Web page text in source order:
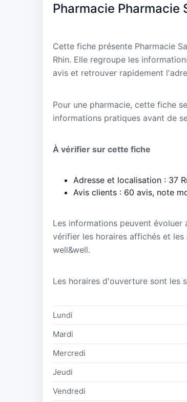
Pharmacie Pharmacie
Cette fiche présente Pharmacie
Rhin. Elle regroupe les
avis et retrouver rapidement
Pour une pharmacie, cette fiche
informations pratiques avant de
À vérifier sur cette fiche
Adresse et localisation : 37
Avis clients : 60 avis, note
Les informations peuvent
vérifier les horaires affichés et les
well&well.
Les horaires d'ouverture sont les
Lundi
Mardi
Mercredi
Jeudi
Vendredi